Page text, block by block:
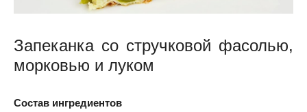
Запеканка со стручковой фасолью,
морковью и луком
Состав ингредиентов